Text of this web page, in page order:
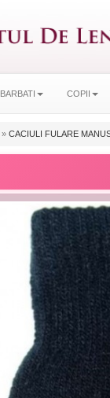
BARBATI COPII
» CACIULI FULARE